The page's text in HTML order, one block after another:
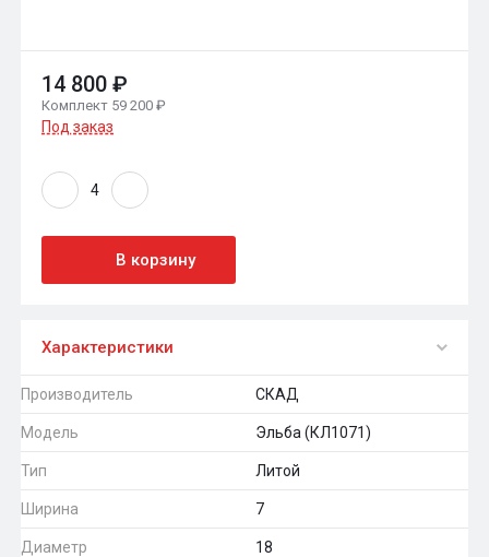
14 800 ₽
Комплект 59 200 ₽
Под заказ
В корзину
Характеристики
Производитель СКАД
Модель Эльба (КЛ1071)
Тип Литой
Ширина 7
Диаметр 18